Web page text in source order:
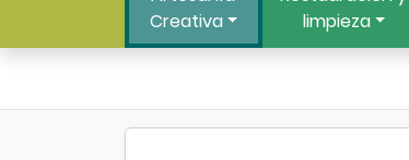
Creativa
limpieza